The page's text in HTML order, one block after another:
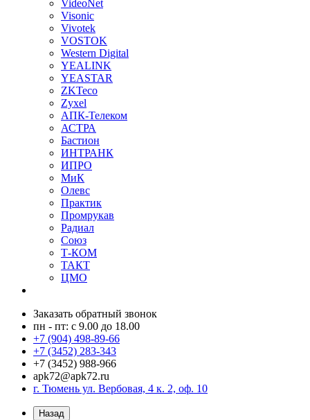
VideoNet
Visonic
Vivotek
VOSTOK
Western Digital
YEALINK
YEASTAR
ZKTeco
Zyxel
АПК-Телеком
АСТРА
Бастион
ИНТРАНК
ИПРО
МиК
Олевс
Практик
Промрукав
Радиал
Союз
Т-КОМ
ТАКТ
ЦМО
Заказать обратный звонок
пн - пт: с 9.00 до 18.00
+7 (904) 498-89-66
+7 (3452) 283-343
+7 (3452) 988-966
apk72@apk72.ru
г. Тюмень ул. Вербовая, 4 к. 2, оф. 10
Назад